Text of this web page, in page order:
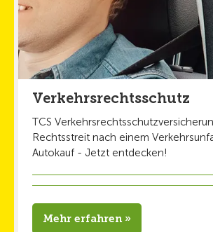
Verkehrsrechtsschutz
TCS
Rechtsstreit nach einem
Autokauf - Jetzt entdecken!
Mehr erfahren »